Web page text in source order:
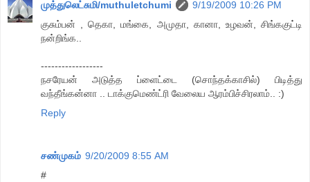
முத்துலெட்சுமி/muthuletchumi
9/19/2009 10:26 PM
குசும்பன் , தெகா, மங்கை, அமுதா, கானா, உழவன், சிங்ககுட்டி
நன்றிங்க..
------------------
நசரேயன் அடுத்த ப்ளைட்டை (சொந்தக்காசில்) பிடித்து
வந்தீங்கன்னா .. டாக்குமெண்ட்ரி வேலைய ஆரம்பிச்சிரலாம்.. :)
Reply
சண்முகம் 9/20/2009 8:55 AM
#